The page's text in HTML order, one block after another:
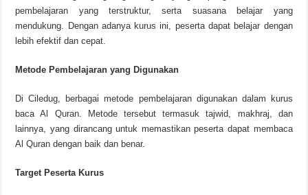
pembelajaran yang terstruktur, serta suasana belajar yang
mendukung. Dengan adanya kurus ini, peserta dapat belajar dengan
lebih efektif dan cepat.
Metode Pembelajaran yang Digunakan
Di Ciledug, berbagai metode pembelajaran digunakan dalam kurus
baca Al Quran. Metode tersebut termasuk tajwid, makhraj, dan
lainnya, yang dirancang untuk memastikan peserta dapat membaca
Al Quran dengan baik dan benar.
Target Peserta Kurus